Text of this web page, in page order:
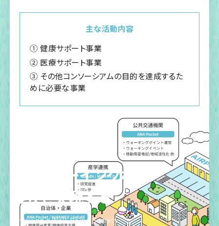
ウェルビーイングな
社会を実現する
Achieving a Well-Being Society
主な活動内容
① 健康サポート事業
② 医療サポート事業
③ その他コンソーシアムの目的を達成するた
めに必要な事業